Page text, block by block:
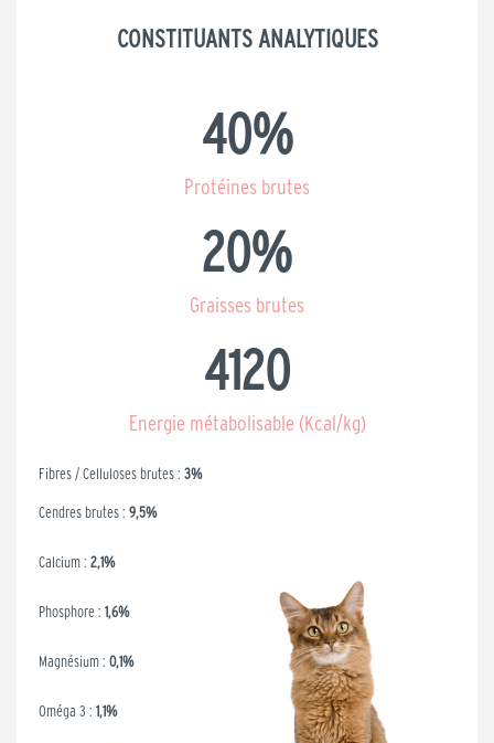
CONSTITUANTS ANALYTIQUES
Protéines brutes
40%
Graisses brutes
20%
Energie métabolisable (Kcal/kg)
4120
Fibres / Celluloses brutes : 3%
Cendres brutes : 9,5%
Calcium : 2,1%
Phosphore : 1,6%
Magnésium : 0,1%
Oméga 3 : 1,1%